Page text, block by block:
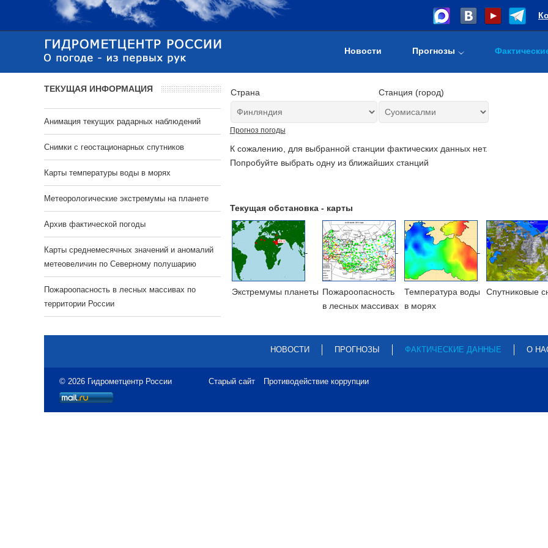
Новости Прогнозы
Страна Станция (город)
Прогноз погоды
К сожалению, для выбранной станции фактических данных нет.
Попробуйте выбрать одну из ближайших станций
Текущая обстановка - карты
Экстремумы планеты Пожароопасность
в лесных массивах
Температура воды
в морях
Cпутниковые
ТЕКУЩАЯ ИНФОРМАЦИЯ
Анимация текущих радарных наблюдений
Cнимки с геостационарных спутников
Карты температуры воды в морях
Метеорологические экстремумы на планете
Архив фактической погоды
Карты среднемесячных значений и аномалий
метеовеличин по Северному полушарию
Пожароопасность в лесных массивах по
территории России
НОВОСТИ ПРОГНОЗЫ ФАКТИЧЕСКИЕ ДАННЫЕ О
© 2026 Гидрометцентр России Старый сайт Противодействие коррупции